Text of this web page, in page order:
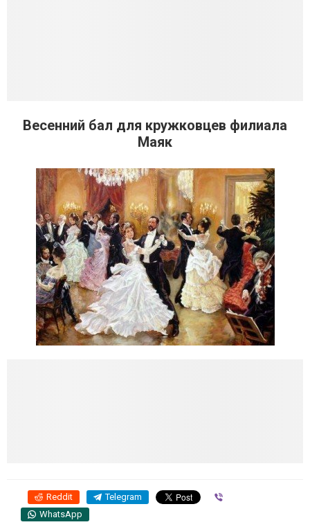
Весенний бал для кружковцев филиала
Маяк
Reddit Telegram
WhatsApp